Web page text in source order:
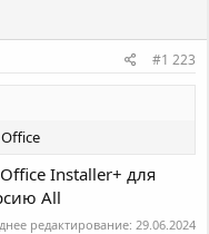
podem ser necessários ao
#1 223
Installer+ для
All
редактирование: 29.06.2024